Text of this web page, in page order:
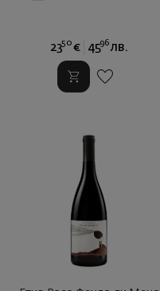
2350 € 4596 лв.